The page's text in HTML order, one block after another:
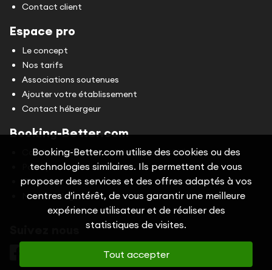
Contact client
Espace pro
Le concept
Nos tarifs
Associations soutenues
Ajouter votre établissement
Contact hébergeur
Booking-Better.com
Conditions Générales d'Utilisation (CGU)
Politique de confidentialité
Cookies
Mentions légales
Booking-Better.com utilise des cookies ou des
technologies similaires. Ils permettent de vous
proposer des services et des offres adaptés à vos
centres d’intérêt, de vous garantir une meilleure
expérience utilisateur et de réaliser des
statistiques de visites.
Tout accepter